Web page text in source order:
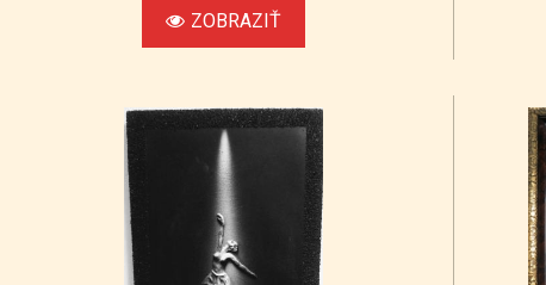
ZOBRAZIŤ